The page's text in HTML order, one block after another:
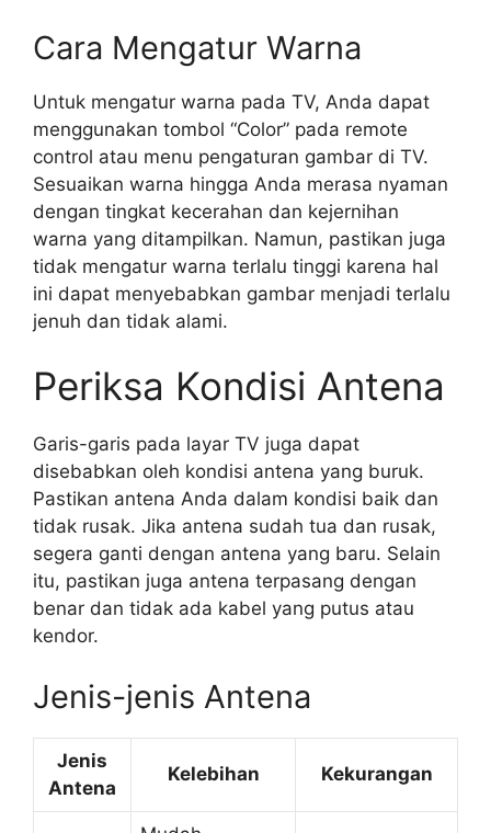
Cara Mengatur Warna
Untuk mengatur warna pada TV, Anda dapat
menggunakan tombol “Color” pada remote
control atau menu pengaturan gambar di TV.
Sesuaikan warna hingga Anda merasa nyaman
dengan tingkat kecerahan dan kejernihan
warna yang ditampilkan. Namun, pastikan juga
tidak mengatur warna terlalu tinggi karena hal
ini dapat menyebabkan gambar menjadi terlalu
jenuh dan tidak alami.
Periksa Kondisi Antena
Garis-garis pada layar TV juga dapat
disebabkan oleh kondisi antena yang buruk.
Pastikan antena Anda dalam kondisi baik dan
tidak rusak. Jika antena sudah tua dan rusak,
segera ganti dengan antena yang baru. Selain
itu, pastikan juga antena terpasang dengan
benar dan tidak ada kabel yang putus atau
kendor.
Jenis-jenis Antena
Jenis
Antena
Kelebihan Kekurangan